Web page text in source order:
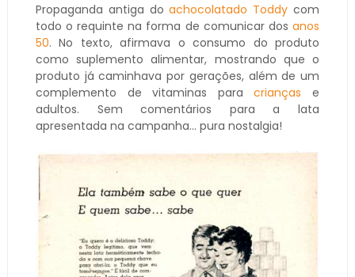
Propaganda antiga doachocolatado Toddy com
todo o requinte na forma de comunicar dosanos
50. No texto, afirmava o consumo do produto
como suplemento alimentar, mostrando que o
produto já caminhava por gerações, além de um
complemento de vitaminas paracrianças e
adultos. Sem comentários para a lata
apresentada na campanha... pura nostalgia!